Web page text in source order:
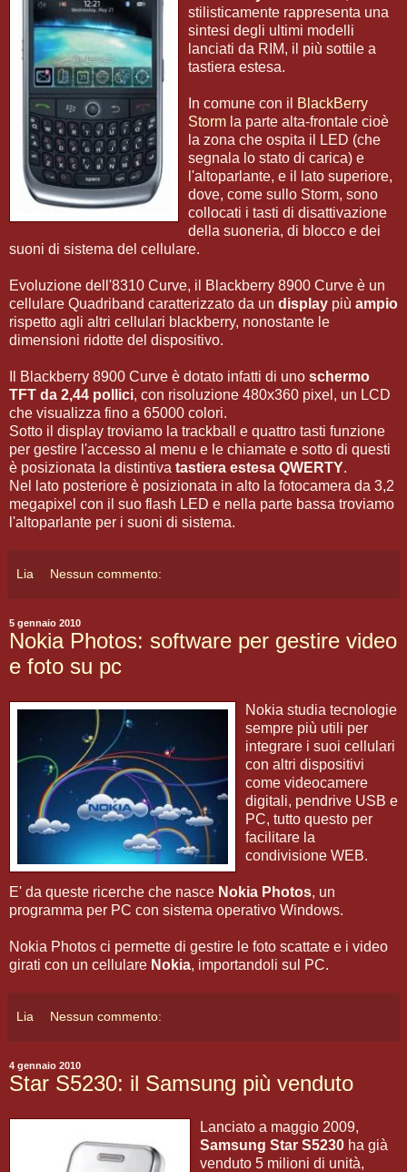
stilisticamente rappresenta una
sintesi degli ultimi modelli
lanciati da RIM, il più sottile a
tastiera estesa.
In comune con il
BlackBerry
Storm la parte alta-frontale cioè
la zona che ospita il LED (che
segnala lo stato di carica) e
l'altoparlante, e il lato superiore,
dove, come sullo Storm, sono
collocati i tasti di disattivazione
della suoneria, di blocco e dei
suoni di sistema del cellulare.
Evoluzione dell'8310 Curve, il Blackberry 8900 Curve è un
cellulare Quadriband caratterizzato da un display più ampio
rispetto agli altri cellulari blackberry, nonostante le
dimensioni ridotte del dispositivo.
Il Blackberry 8900 Curve è dotato infatti di uno schermo
TFT da 2,44 pollici, con risoluzione 480x360 pixel, un LCD
che visualizza fino a 65000 colori.
Sotto il display troviamo la trackball e quattro tasti funzione
per gestire l'accesso al menu e le chiamate e sotto di questi
è posizionata la distintiva tastiera estesa QWERTY.
Nel lato posteriore è posizionata in alto la fotocamera da 3,2
megapixel con il suo flash LED e nella parte bassa troviamo
l'altoparlante per i suoni di sistema.
Lia Nessun commento:
5 gennaio 2010
Nokia Photos: software per gestire video
e foto su pc
Nokia studia tecnologie
sempre più utili per
integrare i suoi cellulari
con altri dispositivi
come videocamere
digitali, pendrive USB e
PC, tutto questo per
facilitare la
condivisione WEB.
E' da queste ricerche che nasce Nokia Photos, un
programma per PC con sistema operativo Windows.
Nokia Photos ci permette di gestire le foto scattate e i video
girati con un cellulare Nokia, importandoli sul PC.
Lia Nessun commento:
4 gennaio 2010
Star S5230: il Samsung più venduto
Lanciato a maggio 2009,
Samsung Star S5230 ha già
venduto 5 milioni di unità,